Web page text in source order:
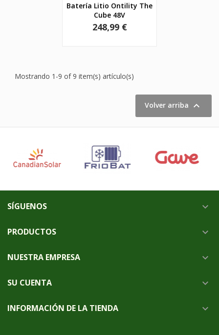
Batería Litio Ontility The
Cube 48V
Precio
248,99 €
Mostrando 1-9 of 9 item(s) artículo(s)
Volver arriba 
SÍGUENOS 
PRODUCTOS 
NUESTRA EMPRESA 
SU CUENTA 
INFORMACIÓN DE LA TIENDA 